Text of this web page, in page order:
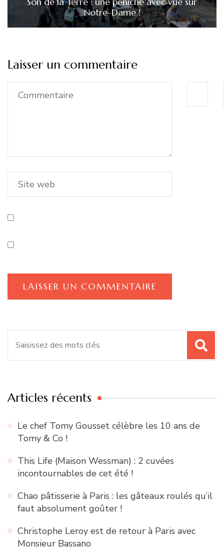
Notre-Dame !
Laisser un commentaire
Articles récents
Le chef Tomy Gousset célèbre les 10 ans de
Tomy & Co !
This Life (Maison Wessman) : 2 cuvées
incontournables de cet été !
Chao pâtisserie à Paris : les gâteaux roulés qu’il
faut absolument goûter !
Christophe Leroy est de retour à Paris avec
Monsieur Bassano